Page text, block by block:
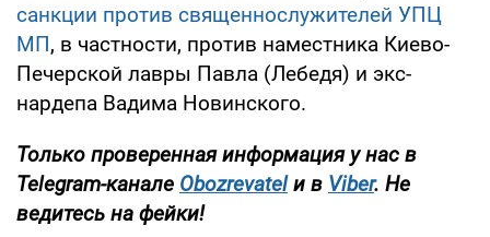
санкции против священнослужителей УПЦ
МП, в частности, против наместника Киево-
Печерской лавры Павла (Лебедя) и экс-
нардепа Вадима Новинского.
Только проверенная информация у нас в
Telegram-канале Obozrevatel и в Viber. Не
ведитесь на фейки!